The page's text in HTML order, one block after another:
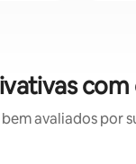
avaliados por